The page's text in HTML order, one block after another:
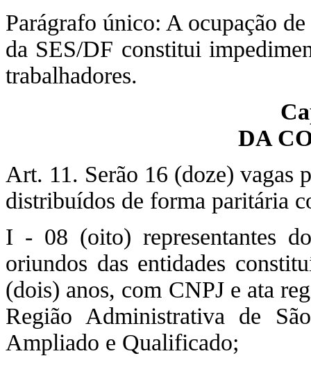
Parágrafo único: A ocupação
da SES/DF constitui
trabalhadores.
DA
Art. 11. Serão 16 (doze) vagas
distribuídos de forma paritária
I - 08 (oito) representantes
oriundos das entidades
(dois) anos, com CNPJ e ata
Região Administrativa de
Ampliado e Qualificado;